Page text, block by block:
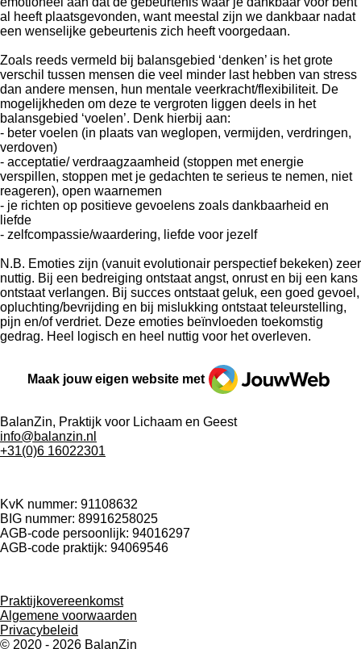
al heeft plaatsgevonden, want meestal zijn we dankbaar nadat
een wenselijke gebeurtenis zich heeft voorgedaan.
Zoals reeds vermeld bij balansgebied ‘denken’ is het grote
verschil tussen mensen die veel minder last hebben van stress
dan andere mensen, hun mentale veerkracht/flexibiliteit. De
mogelijkheden om deze te vergroten liggen deels in het
balansgebied ‘voelen’. Denk hierbij aan:
- beter voelen (in plaats van weglopen, vermijden, verdringen,
verdoven)
- acceptatie/ verdraagzaamheid (stoppen met energie
verspillen, stoppen met je gedachten te serieus te nemen, niet
reageren), open waarnemen
- je richten op positieve gevoelens zoals dankbaarheid en
liefde
- zelfcompassie/waardering, liefde voor jezelf
N.B. Emoties zijn (vanuit evolutionair perspectief bekeken) zeer
nuttig. Bij een bedreiging ontstaat angst, onrust en bij een kans
ontstaat verlangen. Bij succes ontstaat geluk, een goed gevoel,
opluchting/bevrijding en bij mislukking ontstaat teleurstelling,
pijn en/of verdriet. Deze emoties beïnvloeden toekomstig
gedrag. Heel logisch en heel nuttig voor het overleven.
Maak jouw eigen website met
JouwWeb
BalanZin, Praktijk voor Lichaam en Geest
info@balanzin.nl
+31(0)6 16022301
KvK nummer: 91108632
BIG nummer: 89916258025
AGB-code persoonlijk: 94016297
AGB-code praktijk: 94069546
Praktijkovereenkomst
Algemene voorwaarden
Privacybeleid
© 2020 - 2026 BalanZin